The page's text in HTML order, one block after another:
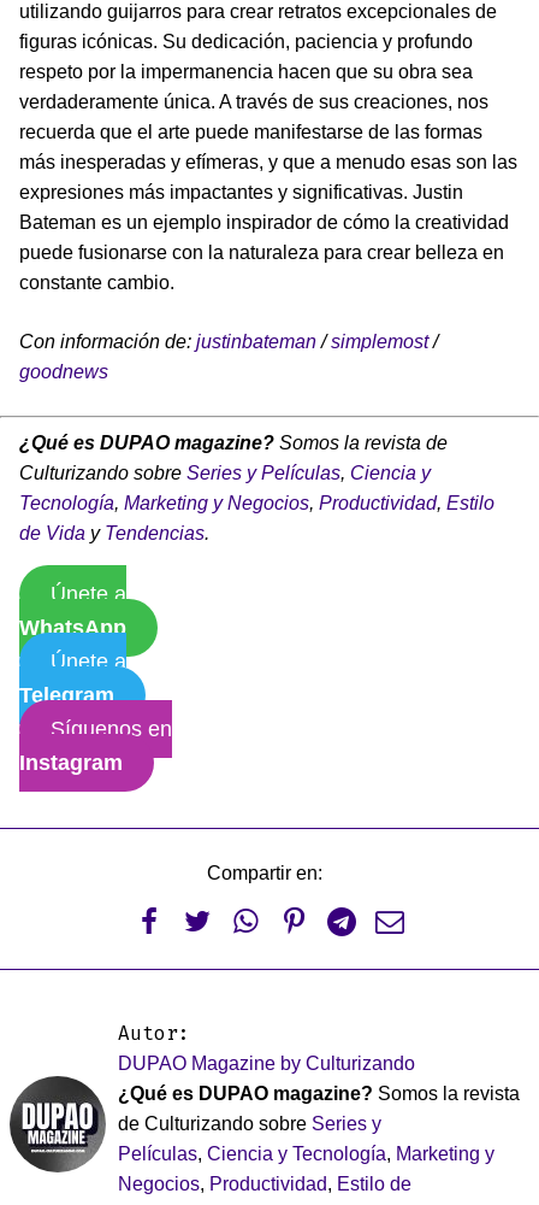
utilizando guijarros para crear retratos excepcionales de
figuras icónicas. Su dedicación, paciencia y profundo
respeto por la impermanencia hacen que su obra sea
verdaderamente única. A través de sus creaciones, nos
recuerda que el arte puede manifestarse de las formas
más inesperadas y efímeras, y que a menudo esas son las
expresiones más impactantes y significativas. Justin
Bateman es un ejemplo inspirador de cómo la creatividad
puede fusionarse con la naturaleza para crear belleza en
constante cambio.
Con información de: justinbateman/simplemost/
goodnews
¿Qué es DUPAO magazine? Somos la revista de
Culturizando sobre Series y Películas, Ciencia y
Tecnología, Marketing y Negocios, Productividad, Estilo
de Vida y Tendencias.
Únete a
WhatsApp
Únete a
Telegram
Síguenos en
Instagram
Compartir en:
     
Autor:
DUPAO Magazine by Culturizando
¿Qué es DUPAO magazine? Somos la revista
de Culturizando sobre Series y
Películas, Ciencia y Tecnología, Marketing y
Negocios, Productividad, Estilo de